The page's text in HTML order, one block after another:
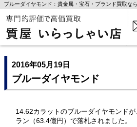
ブルーダイヤモンド：貴金属・宝石・ブランド買取な
2016年05月19日
ブルーダイヤモンド
14.62カラットのブルーダイヤモンド
ラン（63.4億円）で落札されました。